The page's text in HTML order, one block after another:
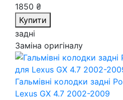
1850 ₴
Купити
задні
Заміна оригіналу
Гальмівні колодки задні
Lexus GX 4.7 2002-2009